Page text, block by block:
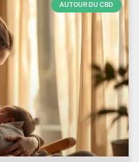
AUTOUR DU CBD